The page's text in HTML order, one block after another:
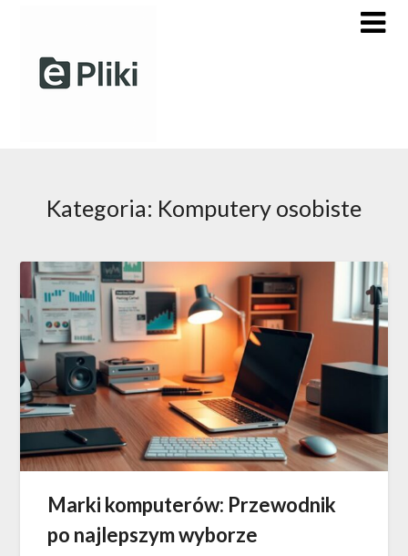
content
Kategoria: Komputery osobiste
Marki komputerów: Przewodnik
po najlepszym wyborze